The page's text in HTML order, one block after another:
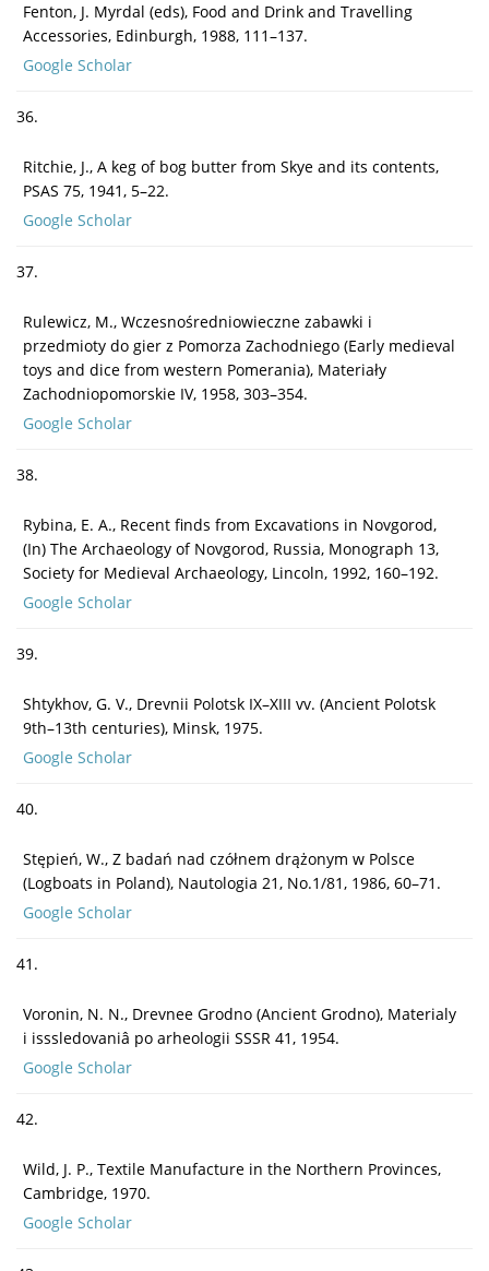
Fenton, J. Myrdal (eds), Food and Drink and Travelling
Accessories, Edinburgh, 1988, 111–137.
Google Scholar
36.
Ritchie, J., A keg of bog butter from Skye and its contents,
PSAS 75, 1941, 5–22.
Google Scholar
37.
Rulewicz, M., Wczesnośredniowieczne zabawki i
przedmioty do gier z Pomorza Zachodniego (Early medieval
toys and dice from western Pomerania), Materiały
Zachodniopomorskie IV, 1958, 303–354.
Google Scholar
38.
Rybina, E. A., Recent finds from Excavations in Novgorod,
(In) The Archaeology of Novgorod, Russia, Monograph 13,
Society for Medieval Archaeology, Lincoln, 1992, 160–192.
Google Scholar
39.
Shtykhov, G. V., Drevnii Polotsk IX–XIII vv. (Ancient Polotsk
9th–13th centuries), Minsk, 1975.
Google Scholar
40.
Stępień, W., Z badań nad czółnem drążonym w Polsce
(Logboats in Poland), Nautologia 21, No.1/81, 1986, 60–71.
Google Scholar
41.
Voronin, N. N., Drevnee Grodno (Ancient Grodno), Materialy
i isssledovaniâ po arheologii SSSR 41, 1954.
Google Scholar
42.
Wild, J. P., Textile Manufacture in the Northern Provinces,
Cambridge, 1970.
Google Scholar